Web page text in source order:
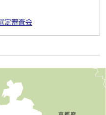
定審査会